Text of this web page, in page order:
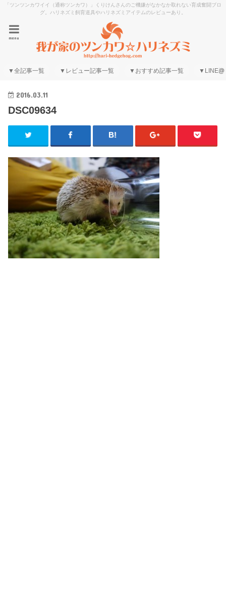
「ツンツンカワイイ（通称ツンカワ）」くりけんさんのご機嫌がなかなか取れない育成奮闘ブロ
グ。ハリネズミ飼育道具やハリネズミアイテムのレビューあり。
menu
▼全記事一覧 ▼レビュー記事一覧 ▼おすすめ記事一覧 ▼LINE@
2016.03.11
DSC09634